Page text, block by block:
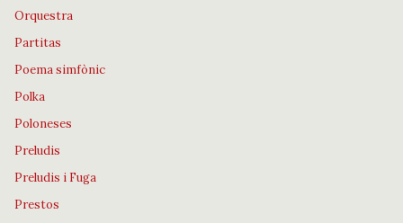
Orquestra
Partitas
Poema simfònic
Polka
Poloneses
Preludis
Preludis i Fuga
Prestos